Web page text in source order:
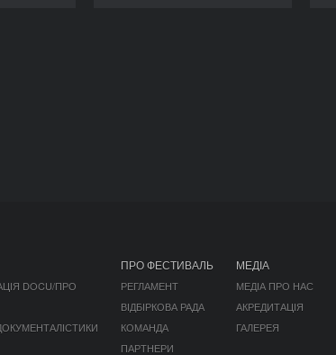
DOCU/ПРО
ПРО ФЕСТИВАЛЬ
РЕГЛАМЕНТ
ВІДБІРКОВА РАДА
КОМАНДА
ПАРТНЕРИ
МЕДІА
МЕДІА ПРО НАС
АКРЕДИТАЦІЯ
ГАЛЕРЕЯ